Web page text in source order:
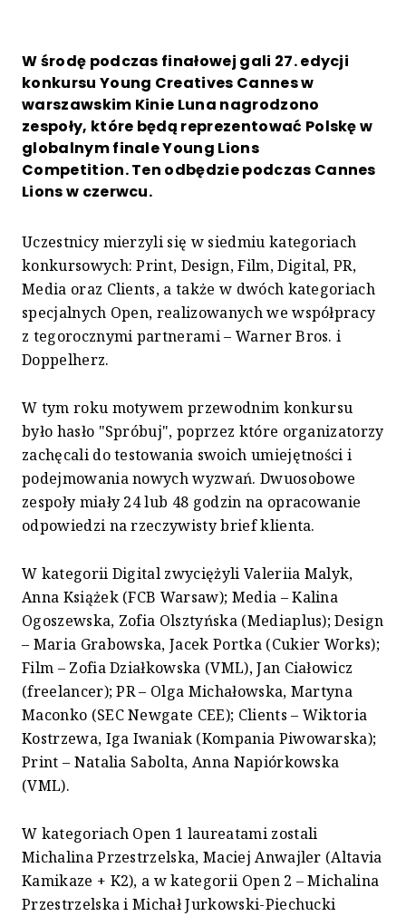
W środę podczas finałowej gali 27. edycji
konkursu Young Creatives Cannes w
warszawskim Kinie Luna nagrodzono
zespoły, które będą reprezentować Polskę w
globalnym finale Young Lions
Competition. Ten odbędzie podczas Cannes
Lions w czerwcu.
Uczestnicy mierzyli się w siedmiu kategoriach
konkursowych: Print, Design, Film, Digital, PR,
Media oraz Clients, a także w dwóch kategoriach
specjalnych Open, realizowanych we współpracy
z tegorocznymi partnerami – Warner Bros. i
Doppelherz.
W tym roku motywem przewodnim konkursu
było hasło "Spróbuj", poprzez które organizatorzy
zachęcali do testowania swoich umiejętności i
podejmowania nowych wyzwań. Dwuosobowe
zespoły miały 24 lub 48 godzin na opracowanie
odpowiedzi na rzeczywisty brief klienta.
W kategorii Digital zwyciężyli Valeriia Malyk,
Anna Książek (FCB Warsaw); Media – Kalina
Ogoszewska, Zofia Olsztyńska (Mediaplus); Design
– Maria Grabowska, Jacek Portka (Cukier Works);
Film – Zofia Działkowska (VML), Jan Ciałowicz
(freelancer); PR – Olga Michałowska, Martyna
Maconko (SEC Newgate CEE); Clients – Wiktoria
Kostrzewa, Iga Iwaniak (Kompania Piwowarska);
Print – Natalia Sabolta, Anna Napiórkowska
(VML).
W kategoriach Open 1 laureatami zostali
Michalina Przestrzelska, Maciej Anwajler (Altavia
Kamikaze + K2), a w kategorii Open 2 – Michalina
Przestrzelska i Michał Jurkowski-Piechucki